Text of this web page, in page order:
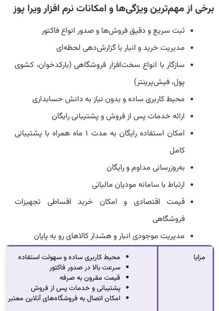
برخی از مهم‌ترین ویژگی‌ها و امکانات نرم افزار ویرا پوز
ثبت سریع و دقیق فروش‌ها و صدور انواع فاکتور
مدیریت خرید و انبار با گزارش‌دهی لحظه‌ای
سازگار با انواع سخت‌افزار فروشگاهی (بارکدخوان، کشوی
پول، فیش‌پرینتر)
محیط کاربری ساده و بدون نیاز به دانش حسابداری
ارائه خدمات پس از فروش و پشتیبانی رایگان
امکان استفاده رایگان به مدت ۱ ماه همراه با پشتیبانی
کامل
به‌روزرسانی مداوم و رایگان
ارتباط با سامانه مودیان مالیاتی
قیمت اقتصادی و امکان خرید اقساطی تجهیزات
فروشگاهی
مدیریت موجودی انبار و هشدار کالاهای رو به پایان
مزایا
محیط کاربری ساده و سهولت استفاده
سرعت بالا در صدور فاکتور
قیمت مقرون به صرفه
پشتیبانی و خدمات پس‌ از فروش
امکان اتصال به فروشگاه‌های آنلاین معتبر